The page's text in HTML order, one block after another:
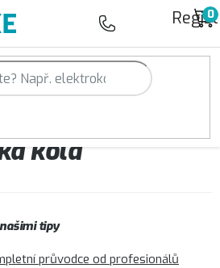
kola
tipy
průvodce od profesionálů